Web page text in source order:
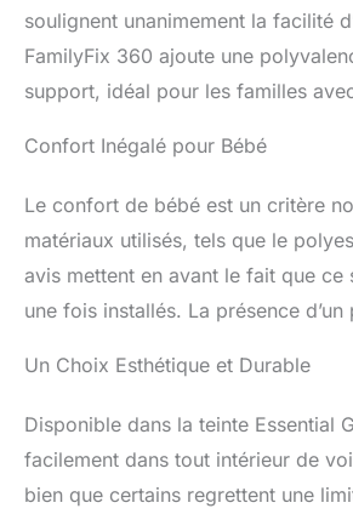
soulignent unanimement la facilité
FamilyFix 360 ajoute une
support, idéal pour les familles
Confort Inégalé pour Bébé
Le confort de bébé est un critère
matériaux utilisés, tels que le
avis mettent en avant le fait que
une fois installés. La présence
Un Choix Esthétique et Durable
Disponible dans la teinte Essential
facilement dans tout intérieur de
bien que certains regrettent une